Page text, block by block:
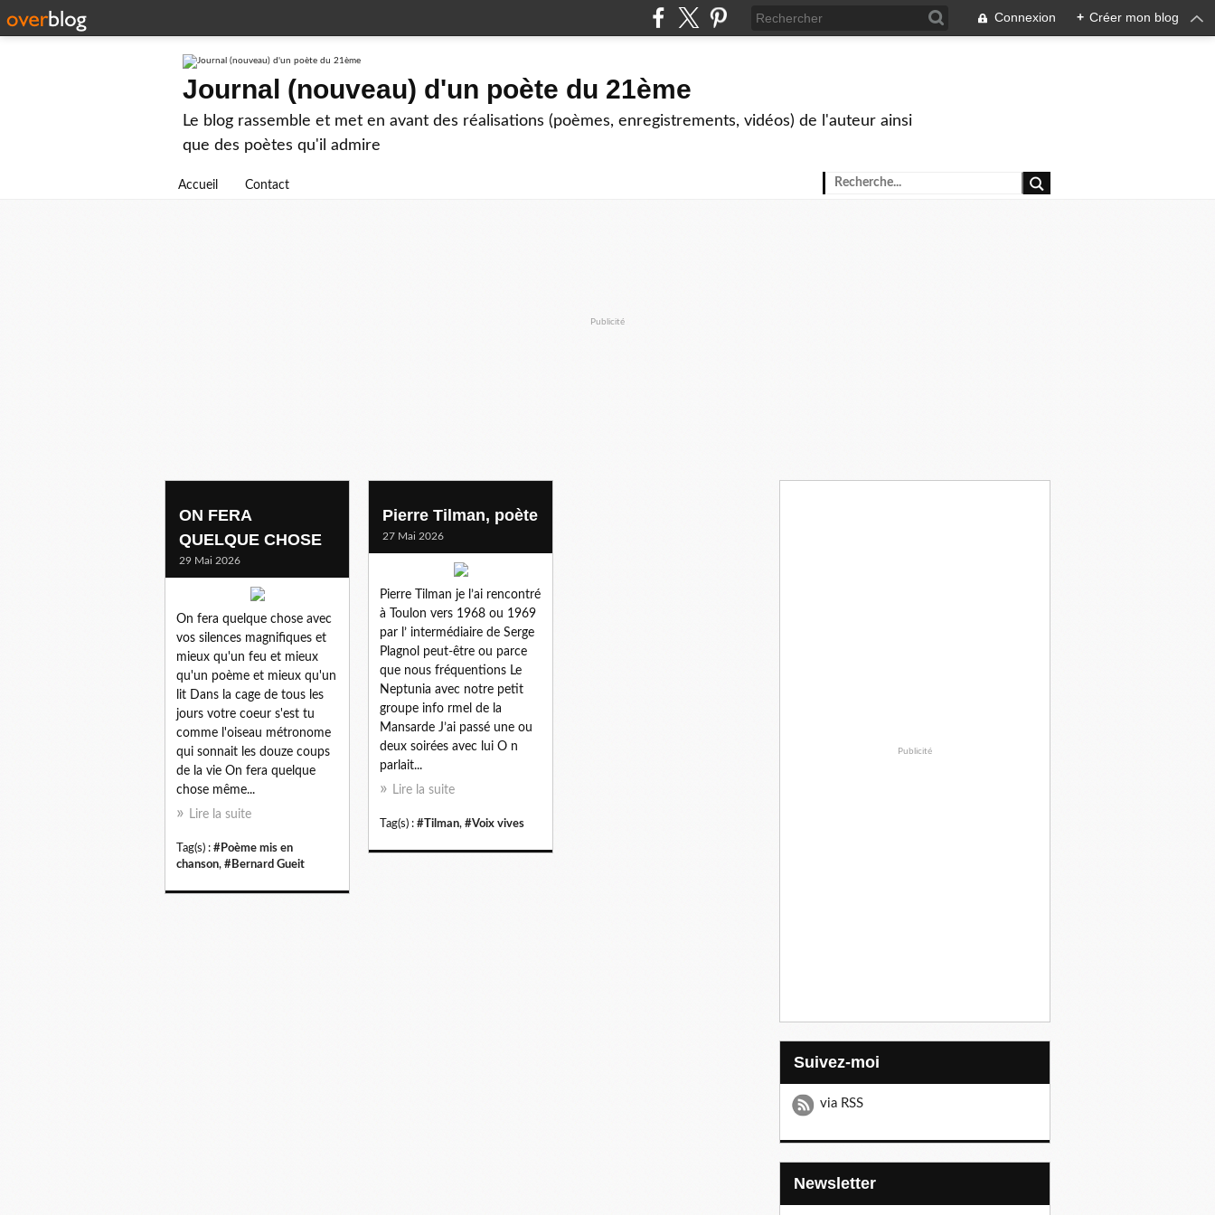
Connexion + Créer mon blog
Journal (nouveau) d'un poète du 21ème
Le blog rassemble et met en avant des réalisations (poèmes, enregistrements, vidéos) de l'auteur ainsi
que des poètes qu'il admire
Accueil Contact
Publicité
ON FERA
QUELQUE CHOSE
29 Mai 2026
On fera quelque chose avec
vos silences magnifiques et
mieux qu'un feu et mieux
qu'un poème et mieux qu'un
lit Dans la cage de tous les
jours votre coeur s'est tu
comme l'oiseau métronome
qui sonnait les douze coups
de la vie On fera quelque
chose même...
Lire la suite
Tag(s) : #Poème mis en
chanson, #Bernard Gueit
Pierre Tilman, poète
27 Mai 2026
Pierre Tilman je l’ai rencontré
à Toulon vers 1968 ou 1969
par l’ intermédiaire de Serge
Plagnol peut-être ou parce
que nous fréquentions Le
Neptunia avec notre petit
groupe info rmel de la
Mansarde J’ai passé une ou
deux soirées avec lui O n
parlait...
Lire la suite
Tag(s) : #Tilman, #Voix vives
Publicité
Suivez-moi
via RSS
Newsletter